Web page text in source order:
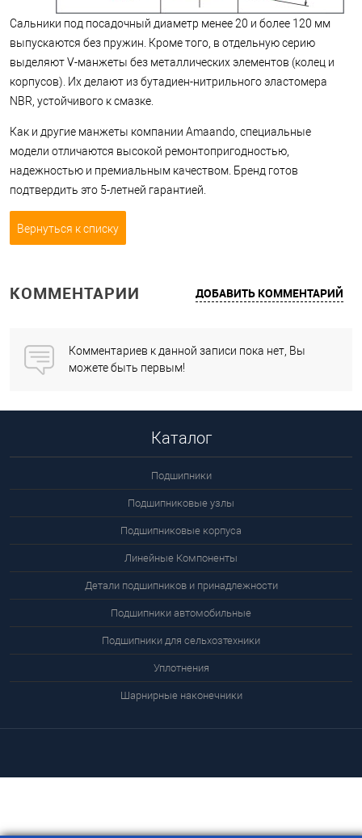
Сальники под посадочный диаметр менее 20 и более 120 мм
выпускаются без пружин. Кроме того, в отдельную серию
выделяют V-манжеты без металлических элементов (колец и
корпусов). Их делают из бутадиен-нитрильного эластомера
NBR, устойчивого к смазке.
Как и другие манжеты компании Amaando, специальные
модели отличаются высокой ремонтопригодностью,
надежностью и премиальным качеством. Бренд готов
подтвердить это 5-летней гарантией.
Вернуться к списку
КОММЕНТАРИИ ДОБАВИТЬ КОММЕНТАРИЙ
Комментариев к данной записи пока нет, Вы
можете быть первым!
Каталог
Подшипники
Подшипниковые узлы
Подшипниковые корпуса
Линейные Компоненты
Детали подшипников и принадлежности
Подшипники автомобильные
Подшипники для сельхозтехники
Уплотнения
Шарнирные наконечники